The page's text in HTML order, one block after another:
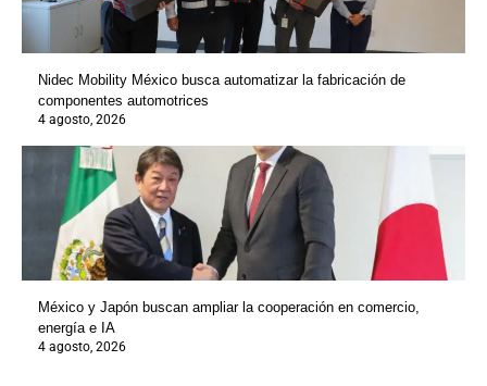
Nidec Mobility México busca automatizar la fabricación de
componentes automotrices
4 agosto, 2026
México y Japón buscan ampliar la cooperación en comercio,
energía e IA
4 agosto, 2026